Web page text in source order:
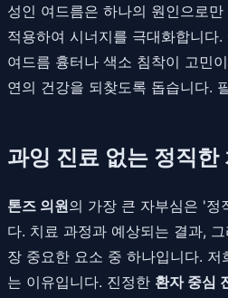
성인 여드름은 하나의 원인으로
적용하여 시너지를 극대화합니
여드름 흉터나 색소 침착이 고민
연의 건강을 되찾도록 돕습니다.
과잉 진료 없는 정직한
톤즈 의원의 가장 큰 자부심은 '정
다. 치료 과정과 예상되는 결과,
장 중요한 요소 중 하나입니다.
는 이유입니다. 진정한 환자 중심